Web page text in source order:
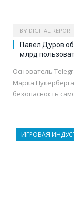
BY DIGITAL REPORT
Павел Дуров
млрд
Основатель
Марка
безопасность
ИГРОВАЯ